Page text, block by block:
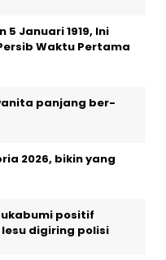
Januari 1919, Ini
Waktu Pertama
panjang ber-
2026, bikin yang
positif
digiring polisi